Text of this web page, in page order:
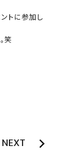
トに参加し
笑
NEXT